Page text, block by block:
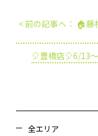
ナ
ー
< 前の記事へ： 🏠
🎈豊橋店🎈6/13
全エリア